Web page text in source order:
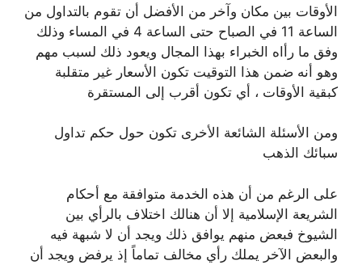
الأوقات بين مكان وآخر من الأفضل أن تقوم بالتداول من
الساعة 11 في الصباح حتى الساعة 4 في المساء وذلك
وفق ما رأاه الخبراء بهذا المجال ويعود ذلك لسبب مهم
وهو أنه ضمن هذا التوقيت تكون الأسعار غير متقلبة
كبقية الأوقات ، أي تكون أقرب إلى المستقرة
ومن الأسئلة الشائعة الأخرى تكون حول حكم تداول
سبائك الذهب
على الرغم من أن هذه الخدمة متوافقة مع أحكام
الشريعة الإسلامية إلا أن هنالك اختلاف بالرأي بين
الشيوخ فبعض منهم يوافق ذلك ويجد أن لا شبهة فيه
والبعض الآخر يملك رأي مخالف تماماً إذ يرفض ويجد أن